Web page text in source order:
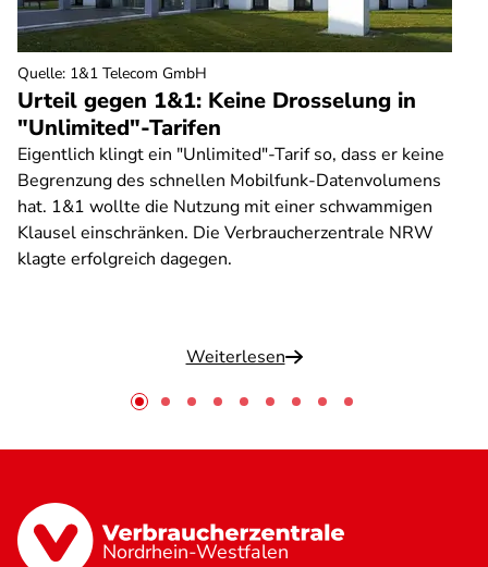
Urteil gegen 1&1: Keine Drosselung in
"Unlimited"-Tarifen
Eigentlich klingt ein "Unlimited"-Tarif so, dass er keine
Begrenzung des schnellen Mobilfunk-Datenvolumens
hat. 1&1 wollte die Nutzung mit einer schwammigen
Klausel einschränken. Die Verbraucherzentrale NRW
klagte erfolgreich dagegen.
Weiterlesen
Quelle: 1&1 Telecom GmbH
Nordrhein-Westfalen